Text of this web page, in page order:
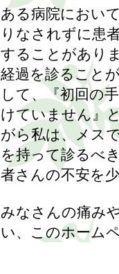
ある病院におい
りなされずに患
することがあり
経過を診ること
して、『初回の
けていません』
がら私は、メス
を持って診るべ
者さんの不安を
みなさんの痛み
い、このホーム